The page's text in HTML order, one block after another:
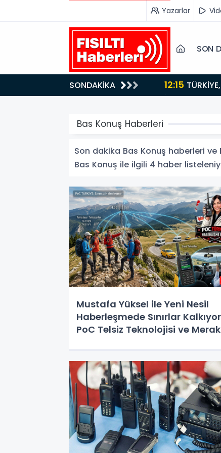
Yazarlar
SON
SONDAKİKA 12:15
İMZALANDI!
Bas Konuş Haberleri
Son dakika Bas Konuş haberleri
Bas Konuş ile ilgili 4 haber
Mustafa Yüksel ile Yeni Nesil
Haberleşmede Sınırlar
PoC Telsiz Teknolojisi ve Merak